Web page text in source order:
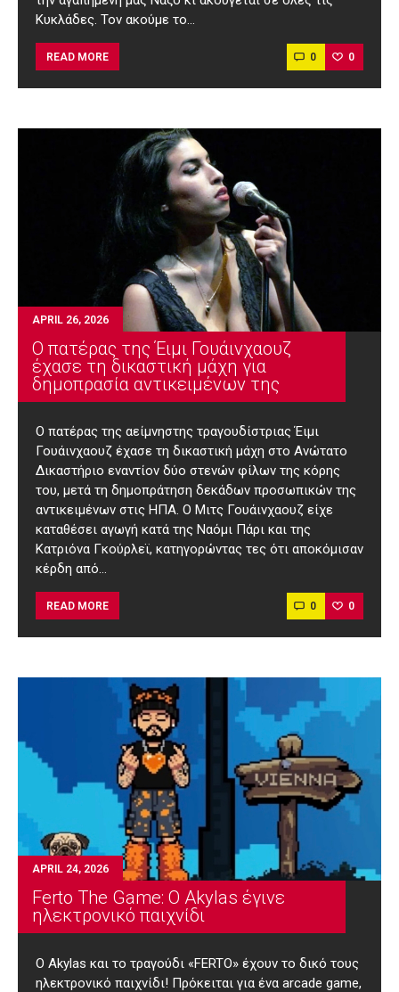
Κυκλάδες. Τον ακούμε το…
READ MORE 0 0
APRIL 26, 2026
Ο πατέρας της Έιμι Γουάινχαουζ
έχασε τη δικαστική μάχη για
δημοπρασία αντικειμένων της
O πατέρας της αείμνηστης τραγουδίστριας Έιμι
Γουάινχαουζ έχασε τη δικαστική μάχη στο Ανώτατο
Δικαστήριο εναντίον δύο στενών φίλων της κόρης
του, μετά τη δημοπράτηση δεκάδων προσωπικών της
αντικειμένων στις ΗΠΑ. Ο Μιτς Γουάινχαουζ είχε
καταθέσει αγωγή κατά της Ναόμι Πάρι και της
Κατριόνα Γκούρλεϊ, κατηγορώντας τες ότι αποκόμισαν
κέρδη από…
READ MORE 0 0
APRIL 24, 2026
Ferto The Game: Ο Akylas έγινε
ηλεκτρονικό παιχνίδι
O Akylas και το τραγούδι «FERTO» έχουν το δικό τους
ηλεκτρονικό παιχνίδι! Πρόκειται για ένα arcade game,